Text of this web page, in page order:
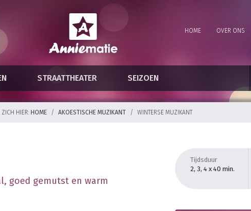
HOME OVER ONS
STRAATTHEATER SEIZOEN
HIER: HOME / AKOESTISCHE MUZIKANT / WINTERSE MUZIKANT
goed gemutst en warm
Tijdsduur
2, 3, 4 x 40 min.